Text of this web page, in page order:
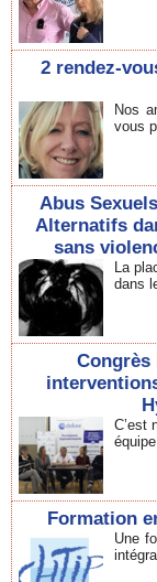
2 rendez-
Nos
vous
Abus
Alternatifs
sans
La
dans
Congrès
C’est
Formation
Une